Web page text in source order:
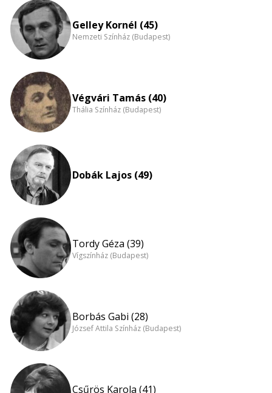
nagyítása
Gelley Kornél (45)
Nemzeti Színház (Budapest)
Végvári Tamás (40)
Thália Színház (Budapest)
Dobák Lajos (49)
Tordy Géza (39)
Vígszínház (Budapest)
Borbás Gabi (28)
József Attila Színház (Budapest)
Csűrös Karola (41)